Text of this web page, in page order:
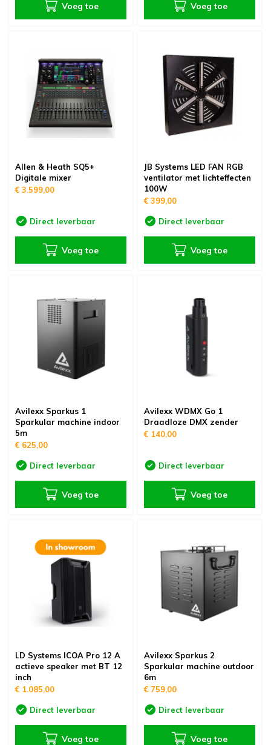
Voeg toe Voeg toe
Allen & Heath SQ5+
Digitale mixer
€ 3.599,00
Direct leverbaar
Voeg toe
JB Systems LED FAN RGB
ventilator met lichteffecten
100W
€ 399,00
Direct leverbaar
Voeg toe
Avilexx Sparkus 1
Sparkular machine indoor
5m
€ 625,00
Direct leverbaar
Voeg toe
Avilexx WDMX Go 1
Draadloze DMX zender
€ 140,00
Direct leverbaar
Voeg toe
LD Systems ICOA Pro 12 A
actieve speaker met BT 12
inch
€ 1.085,00
Direct leverbaar
Voeg toe
Avilexx Sparkus 2
Sparkular machine outdoor
6m
€ 759,00
Direct leverbaar
Voeg toe